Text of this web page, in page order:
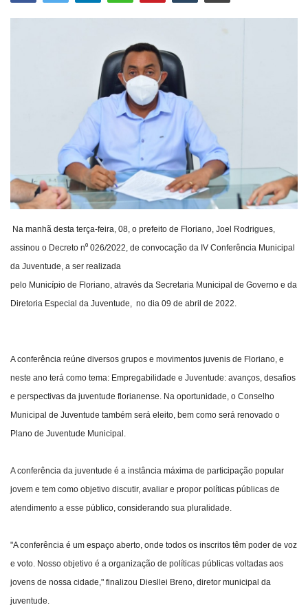
Na manhã desta terça-feira, 08, o prefeito de Floriano, Joel Rodrigues,
assinou o Decreto n⁰ 026/2022, de convocação da IV Conferência Municipal
da Juventude, a ser realizada
pelo Município de Floriano, através da Secretaria Municipal de Governo e da
Diretoria Especial da Juventude, no dia 09 de abril de 2022.
A conferência reúne diversos grupos e movimentos juvenis de Floriano, e
neste ano terá como tema: Empregabilidade e Juventude: avanços, desafios
e perspectivas da juventude florianense. Na oportunidade, o Conselho
Municipal de Juventude também será eleito, bem como será renovado o
Plano de Juventude Municipal.
A conferência da juventude é a instância máxima de participação popular
jovem e tem como objetivo discutir, avaliar e propor políticas públicas de
atendimento a esse público, considerando sua pluralidade.
"A conferência é um espaço aberto, onde todos os inscritos têm poder de voz
e voto. Nosso objetivo é a organização de políticas públicas voltadas aos
jovens de nossa cidade," finalizou Diesllei Breno, diretor municipal da
juventude.